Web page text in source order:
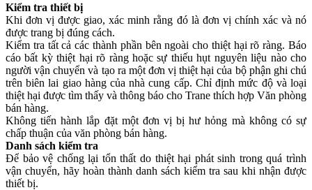
Kiểm tra thiết bị
Khi đơn vị được giao, xác minh rằng đó là đơn vị chính xác và nó
được trang bị đúng cách.
Kiểm tra tất cả các thành phần bên ngoài cho thiệt hại rõ ràng. Báo
cáo bất kỳ thiệt hại rõ ràng hoặc sự thiếu hụt nguyên liệu nào cho
người vận chuyển và tạo ra một đơn vị thiệt hại của bộ phận ghi chú
trên biên lai giao hàng của nhà cung cấp. Chỉ định mức độ và loại
thiệt hại được tìm thấy và thông báo cho Trane thích hợp Văn phòng
bán hàng.
Không tiến hành lắp đặt một đơn vị bị hư hỏng mà không có sự
chấp thuận của văn phòng bán hàng.
Danh sách kiểm tra
Để bảo vệ chống lại tổn thất do thiệt hại phát sinh trong quá trình
vận chuyển, hãy hoàn thành danh sách kiểm tra sau khi nhận được
thiết bị.